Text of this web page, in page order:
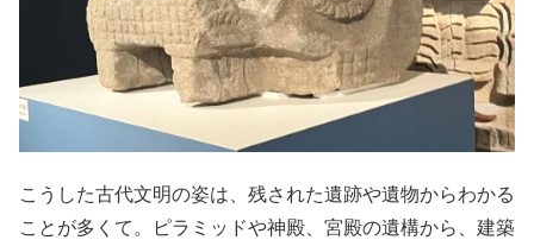
こうした古代文明の姿は、残された遺跡や遺物からわかる
ことが多くて。ピラミッドや神殿、宮殿の遺構から、建築